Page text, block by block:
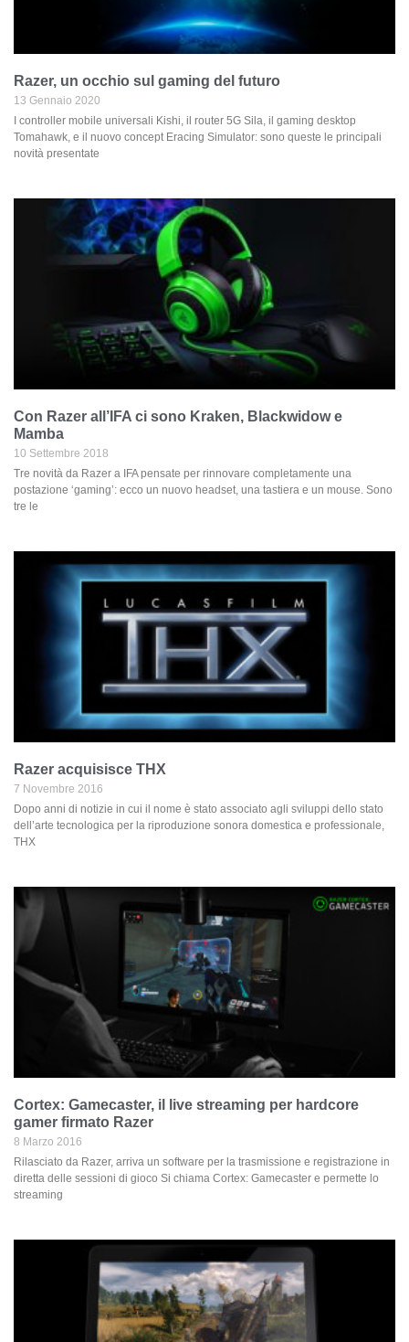
Razer, un occhio sul gaming del futuro
13 Gennaio 2020
I controller mobile universali Kishi, il router 5G Sila, il gaming desktop
Tomahawk, e il nuovo concept Eracing Simulator: sono queste le principali
novità presentate
Con Razer all’IFA ci sono Kraken, Blackwidow e
Mamba
10 Settembre 2018
Tre novità da Razer a IFA pensate per rinnovare completamente una
postazione ‘gaming’: ecco un nuovo headset, una tastiera e un mouse. Sono
tre le
Razer acquisisce THX
7 Novembre 2016
Dopo anni di notizie in cui il nome è stato associato agli sviluppi dello stato
dell’arte tecnologica per la riproduzione sonora domestica e professionale,
THX
Cortex: Gamecaster, il live streaming per hardcore
gamer firmato Razer
8 Marzo 2016
Rilasciato da Razer, arriva un software per la trasmissione e registrazione in
diretta delle sessioni di gioco Si chiama Cortex: Gamecaster e permette lo
streaming